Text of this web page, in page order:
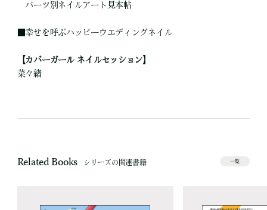
パーツ別ネイルアート見本帖
■幸せを呼ぶハッピーウエディングネイル
【カバーガール ネイルセッション】
菜々緖
Related Books シリーズの関連書籍 一覧